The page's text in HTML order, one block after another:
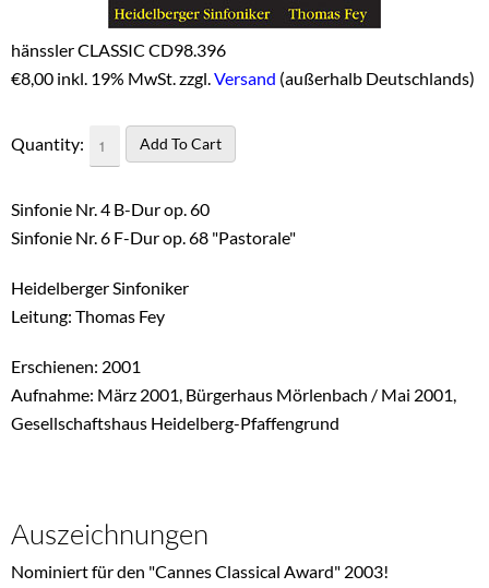
hänssler CLASSIC CD98.396
€8,00 inkl. 19% MwSt. zzgl.Versand (außerhalb Deutschlands)
Quantity:
Sinfonie Nr. 4 B-Dur op. 60
Sinfonie Nr. 6 F-Dur op. 68 "Pastorale"
Heidelberger Sinfoniker
Leitung: Thomas Fey
Erschienen: 2001
Aufnahme: März 2001, Bürgerhaus Mörlenbach / Mai 2001,
Gesellschaftshaus Heidelberg-Pfaffengrund
Auszeichnungen
Nominiert für den "Cannes Classical Award" 2003!